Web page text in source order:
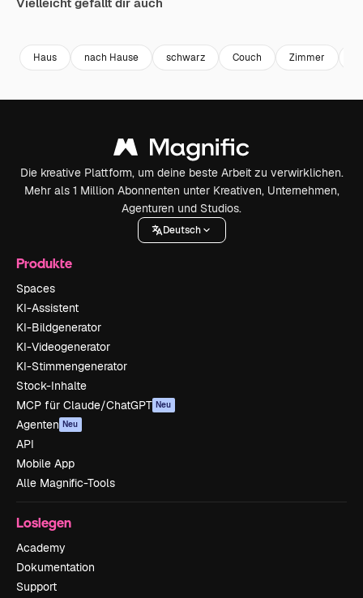
Haus nach Hause schwarz Couch Zimmer
Die kreative Plattform, um deine beste Arbeit zu verwirklichen.
Mehr als 1 Million Abonnenten unter Kreativen, Unternehmen,
Agenturen und Studios.
Deutsch
Produkte
Spaces
KI-Assistent
KI-Bildgenerator
KI-Videogenerator
KI-Stimmengenerator
Stock-Inhalte
MCP für Claude/ChatGPT Neu
Agenten Neu
API
Mobile App
Alle Magnific-Tools
Loslegen
Academy
Dokumentation
Support